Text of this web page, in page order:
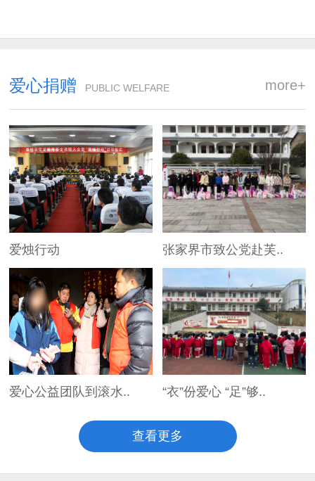
爱心捐赠 PUBLIC WELFARE more+
爱烛行动 张家界市致公党赴芙..
爱心公益团队到滚水.. “衣”份爱心 “足”够..
查看更多